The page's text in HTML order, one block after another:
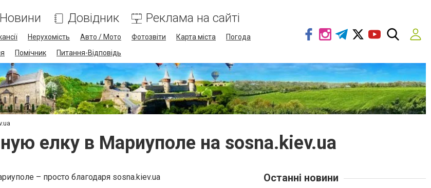
Новини Довідник Реклама на сайті
Нерухомість Авто / Мото Фотозвіти Карта міста
Погода
Помічник Питання-Відповідь
елку в Мариуполе на sosna.kiev.ua
– просто благодаря sosna.kiev.ua
Останні новини